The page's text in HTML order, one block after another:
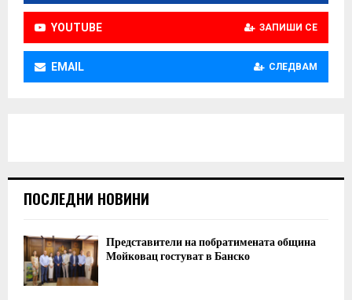
YOUTUBE ЗАПИШИ СЕ
EMAIL СЛЕДВАМ
ПОСЛЕДНИ НОВИНИ
Представители на побратимената община
Мойковац гостуват в Банско